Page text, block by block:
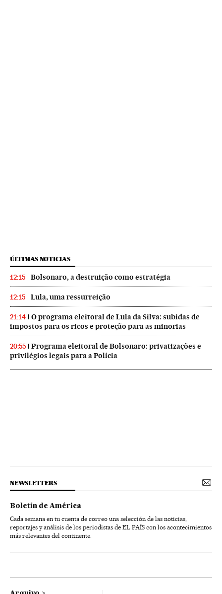
ÚLTIMAS NOTICIAS
12:15 Bolsonaro, a destruição como estratégia
12:15 Lula, uma ressurreição
21:14
O programa eleitoral de Lula da Silva: subidas de
impostos para os ricos e proteção para as minorias
20:55
Programa eleitoral de Bolsonaro: privatizações e
privilégios legais para a Polícia
NEWSLETTERS
Boletín de América
Cada semana en tu cuenta de correo una selección de las noticias,
reportajes y análisis de los periodistas de EL PAÍS con los acontecimientos
más relevantes del continente.